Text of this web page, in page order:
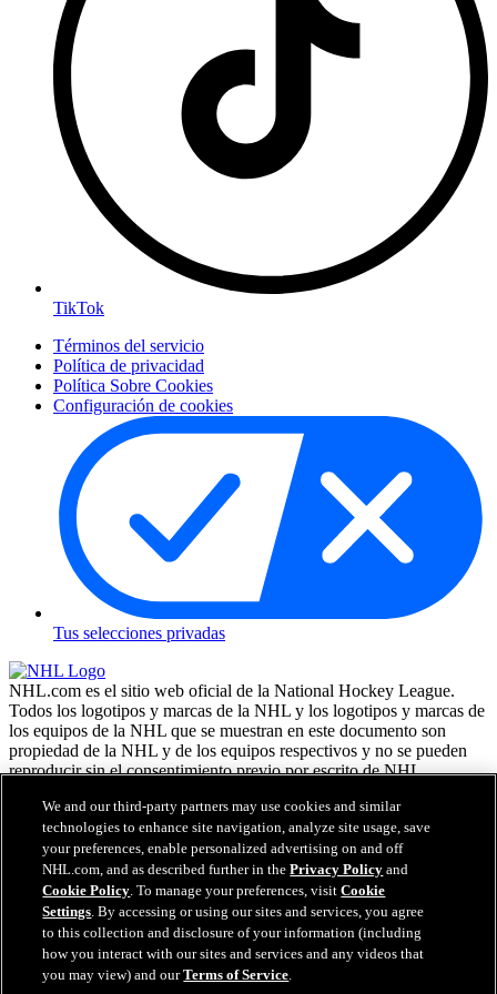
TikTok
Términos del servicio
Política de privacidad
Política Sobre Cookies
Configuración de cookies
Tus selecciones privadas
NHL.com es el sitio web oficial de la National Hockey League.
Todos los logotipos y marcas de la NHL y los logotipos y marcas de
los equipos de la NHL que se muestran en este documento son
propiedad de la NHL y de los equipos respectivos y no se pueden
reproducir sin el consentimiento previo por escrito de NHL
las camisetas de los equipos de la NHL, personalizadas con los
nombres y números de los jugadores, tienen licencia oficial de la
NHL y la NHLPA. La marca denominativa Zamboni y la
configuración de la máquina reparadora de hielo Zamboni son
marcas comerciales registradas de Frank J. Zamboni & Co., Inc. (c)
Frank J. Zamboni & Co., Inc. 2026. Todos los derechos reservados.
Cualquier otra marca comercial o copyright de terceros, es
propiedad de sus respectivos dueños. Reservados todos los
derechos.
We and our third-party partners may use cookies and similar
technologies to enhance site navigation, analyze site usage, save
your preferences, enable personalized advertising on and off
NHL.com, and as described further in thePrivacy Policy and
Cookie Policy. To manage your preferences, visitCookie
Settings. By accessing or using our sites and services, you agree
to this collection and disclosure of your information (including
how you interact with our sites and services and any videos that
you may view) and ourTerms of Service.